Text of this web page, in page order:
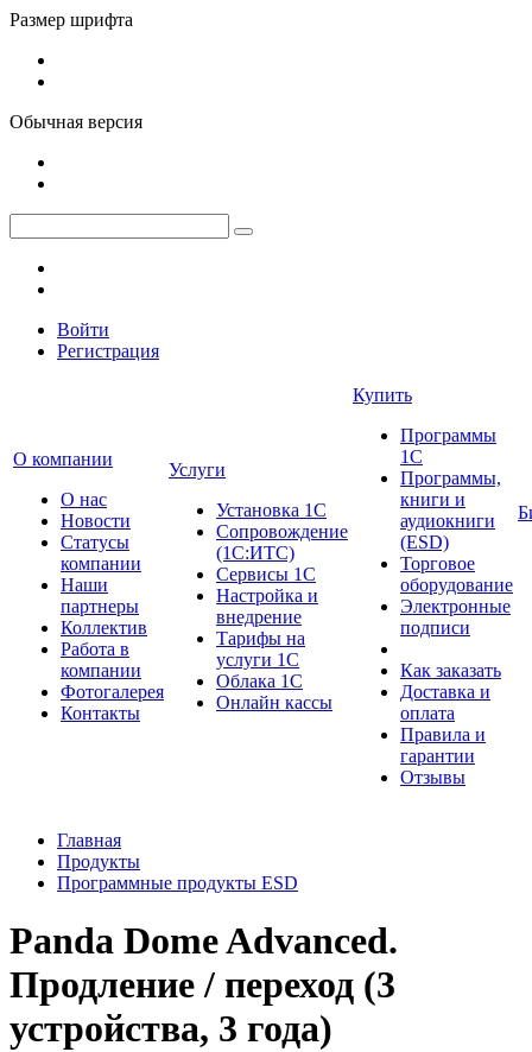
Размер шрифта
Обычная версия
Войти
Регистрация
О компании
О нас
Новости
Cтатусы
компании
Наши
партнеры
Коллектив
Работа в
компании
Фотогалерея
Контакты
Услуги
Установка 1С
Сопровождение
(1С:ИТС)
Сервисы 1С
Настройка и
внедрение
Тарифы на
услуги 1С
Облака 1С
Онлайн кассы
Купить
Программы
1С
Программы,
книги и
аудиокниги
(ESD)
Торговое
оборудование
Электронные
подписи
Как заказать
Доставка и
оплата
Правила и
гарантии
Отзывы
Главная
Продукты
Программные продукты ESD
Panda Dome Advanced.
Продление / переход (3
устройства, 3 года)